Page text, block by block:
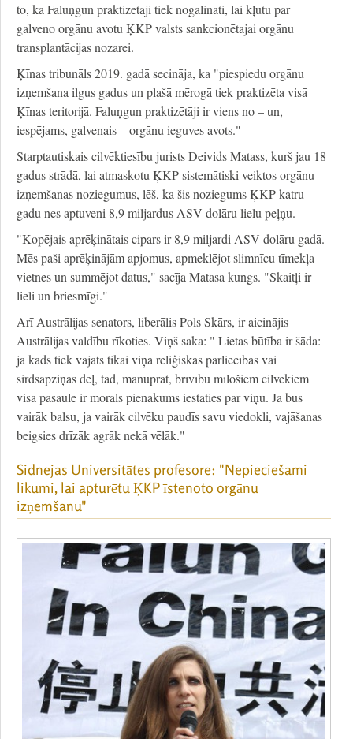
to, kā Faluņgun praktizētāji tiek nogalināti, lai kļūtu par
galveno orgānu avotu ĶKP valsts sankcionētajai orgānu
transplantācijas nozarei.
Ķīnas tribunāls 2019. gadā secināja, ka "piespiedu orgānu
izņemšana ilgus gadus un plašā mērogā tiek praktizēta visā
Ķīnas teritorijā. Faluņgun praktizētāji ir viens no – un,
iespējams, galvenais – orgānu ieguves avots."
Starptautiskais cilvēktiesību jurists Deivids Matass, kurš jau 18
gadus strādā, lai atmaskotu ĶKP sistemātiski veiktos orgānu
izņemšanas noziegumus, lēš, ka šis noziegums ĶKP katru
gadu nes aptuveni 8,9 miljardus ASV dolāru lielu peļņu.
"Kopējais aprēķinātais cipars ir 8,9 miljardi ASV dolāru gadā.
Mēs paši aprēķinājām apjomus, apmeklējot slimnīcu tīmekļa
vietnes un summējot datus," sacīja Matasa kungs. "Skaitļi ir
lieli un briesmīgi."
Arī Austrālijas senators, liberālis Pols Skārs, ir aicinājis
Austrālijas valdību rīkoties. Viņš saka: " Lietas būtība ir šāda:
ja kāds tiek vajāts tikai viņa reliģiskās pārliecības vai
sirdsapziņas dēļ, tad, manuprāt, brīvību mīlošiem cilvēkiem
visā pasaulē ir morāls pienākums iestāties par viņu. Ja būs
vairāk balsu, ja vairāk cilvēku paudīs savu viedokli, vajāšanas
beigsies drīzāk agrāk nekā vēlāk."
Sidnejas Universitātes profesore: "Nepieciešami
likumi, lai apturētu ĶKP īstenoto orgānu
izņemšanu"